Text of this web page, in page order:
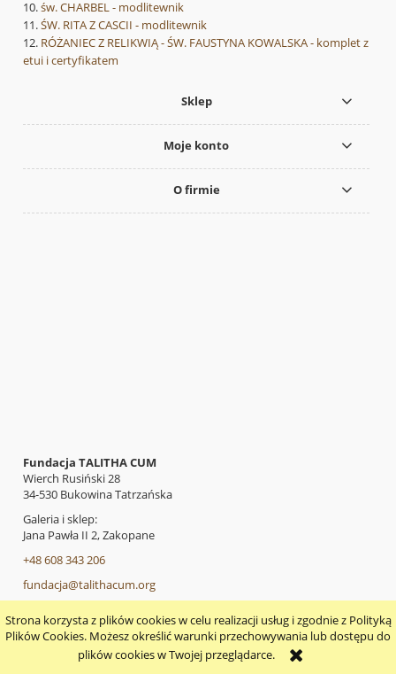
Strona korzysta z plików cookies w celu realizacji usług i zgodnie z Polityką
Plików Cookies. Możesz określić warunki przechowywania lub dostępu do
plików cookies w Twojej przeglądarce.
św. CHARBEL - modlitewnik
ŚW. RITA Z CASCII - modlitewnik
RÓŻANIEC Z RELIKWIĄ - ŚW. FAUSTYNA KOWALSKA - komplet z
etui i certyfikatem
Sklep
Moje konto
O firmie
Fundacja TALITHA CUM
Wierch Rusiński 28
34-530 Bukowina Tatrzańska
Galeria i sklep:
Jana Pawła II 2, Zakopane
+48 608 343 206
fundacja@talithacum.org
pokaż pełną wersję strony
Sklep internetowy Shoper.pl